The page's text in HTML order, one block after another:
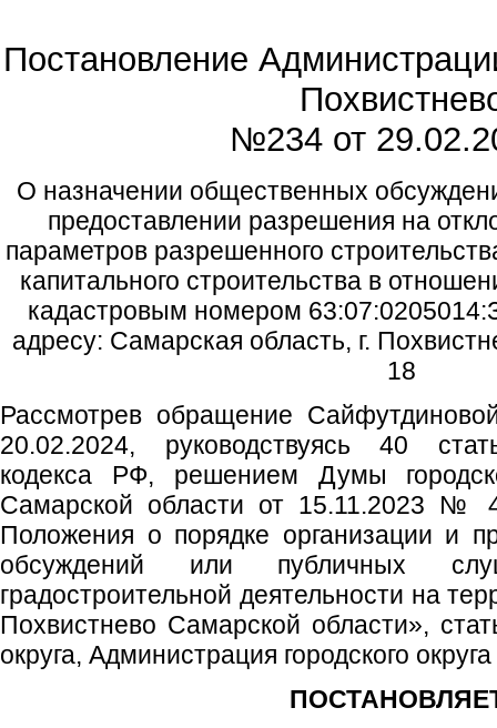
Постановление
№234 от
О назначении общественных
предоставлении разрешения на
параметров разрешенного
капитального строительства в
кадастровым номером
адресу: Самарская область, г.
18
Рассмотрев обращение
20.02.2024, руководствуясь 40
кодекса РФ, решением Думы
Самарской области от 15.11.2023 №
Положения о порядке организации и
обсуждений или публичных
градостроительной деятельности на
Похвистнево Самарской области»,
округа, Администрация городского